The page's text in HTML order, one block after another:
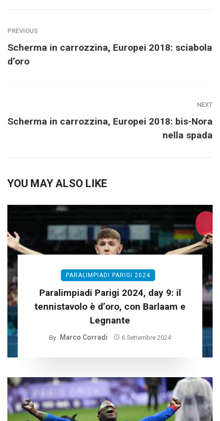
PREVIOUS
Scherma in carrozzina, Europei 2018: sciabola
d’oro
NEXT
Scherma in carrozzina, Europei 2018: bis-Nora
nella spada
YOU MAY ALSO LIKE
PARALIMPIADI PARIGI 2024
Paralimpiadi Parigi 2024, day 9: il
tennistavolo è d’oro, con Barlaam e
Legnante
By Marco Corradi 6 Settembre 2024